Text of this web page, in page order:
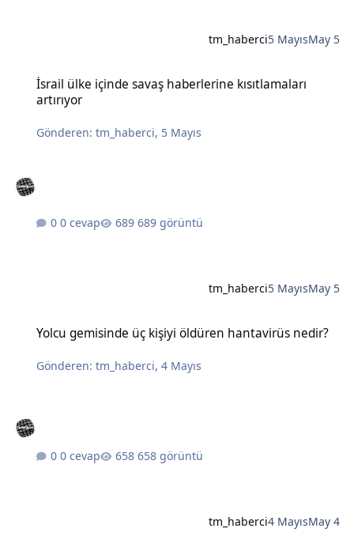
tm_haberci5 MayısMay 5
İsrail ülke içinde savaş haberlerine kısıtlamaları
artırıyor
Gönderen:tm_haberci, 5 Mayıs
0 cevap 689 görüntü
tm_haberci5 MayısMay 5
Yolcu gemisinde üç kişiyi öldüren hantavirüs nedir?
Gönderen:tm_haberci,4 Mayıs
0 cevap 658 görüntü
tm_haberci4 MayısMay 4